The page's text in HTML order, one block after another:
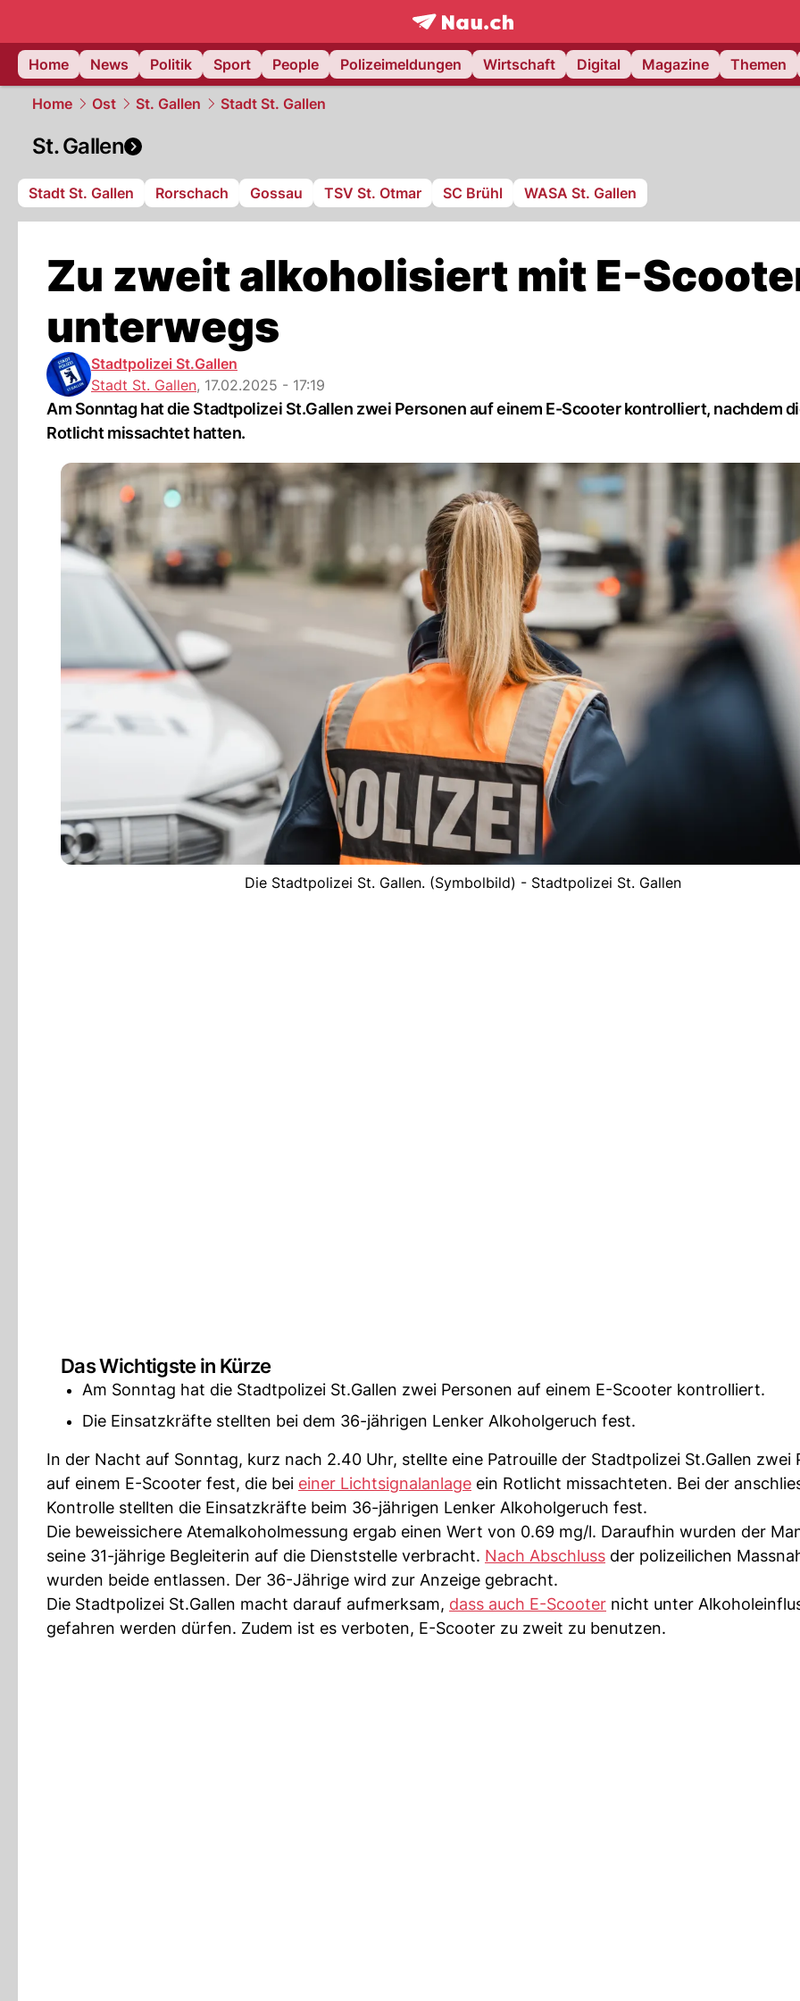
frontpage.NAU.ch
Home
News Politik Sport People Polizeimeldungen Wirtschaft Digital Magazine Themen
Home Ost St. Gallen Stadt St. Gallen
St. Gallen
Stadt St. Gallen Rorschach Gossau TSV St. Otmar SC Brühl WASA St. Gallen
Zu zweit alkoholisiert mit E-
unterwegs
Stadtpolizei St.Gallen
Stadt St. Gallen, 17.02.2025 - 17:19
Am Sonntag hat die Stadtpolizei St.Gallen zwei Personen auf einem E-Scooter kontrolliert, nachdem
Rotlicht missachtet hatten.
Die Stadtpolizei St. Gallen. (Symbolbild) - Stadtpolizei St. Gallen
Das Wichtigste in Kürze
Am Sonntag hat die Stadtpolizei St.Gallen zwei Personen auf einem E-Scooter kontrolliert.
Die Einsatzkräfte stellten bei dem 36-jährigen Lenker Alkoholgeruch fest.
In der Nacht auf Sonntag, kurz nach 2.40 Uhr, stellte eine Patrouille der Stadtpolizei St.Gallen zwei
auf einem E-Scooter fest, die bei einer Lichtsignalanlage ein Rotlicht missachteten. Bei der
Kontrolle stellten die Einsatzkräfte beim 36-jährigen Lenker Alkoholgeruch fest.
Die beweissichere Atemalkoholmessung ergab einen Wert von 0.69 mg/l. Daraufhin wurden der
seine 31-jährige Begleiterin auf die Dienststelle verbracht. Nach Abschluss der polizeilichen
wurden beide entlassen. Der 36-Jährige wird zur Anzeige gebracht.
Die Stadtpolizei St.Gallen macht darauf aufmerksam, dass auch E-Scooter nicht unter
gefahren werden dürfen. Zudem ist es verboten, E-Scooter zu zweit zu benutzen.